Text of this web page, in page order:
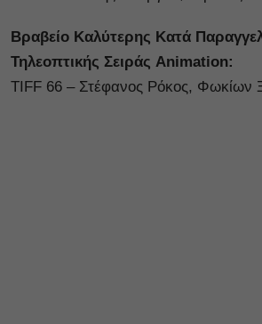
Βραβείο Καλύτερης Κατά
Τηλεοπτικής Σειράς Animation:
TIFF 66 – Στέφανος Ρόκος, Φωκίων